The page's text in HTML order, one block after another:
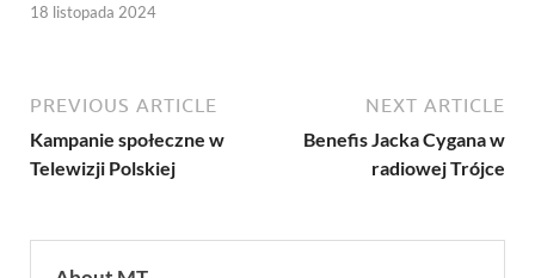
18 listopada 2024
PREVIOUS ARTICLE
Kampanie społeczne w
Telewizji Polskiej
NEXT ARTICLE
Benefis Jacka Cygana w
radiowej Trójce